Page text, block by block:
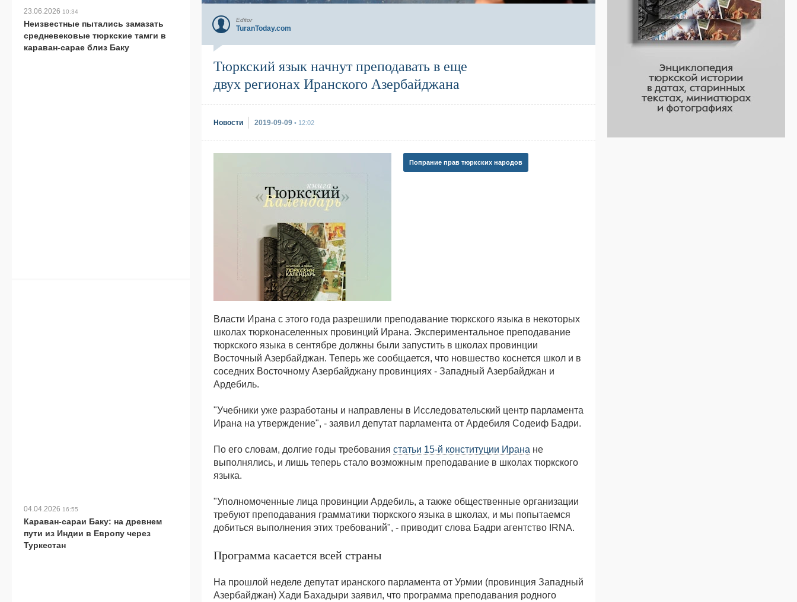
Editor
TuranToday.com
Тюркский язык начнут преподавать в еще
двух регионах Иранского Азербайджана
Новости 2019-09-09 • 12:02
Попрание прав тюркских народов
Власти Ирана с этого года разрешили преподавание тюркского языка в некоторых
школах тюрконаселенных провинций Ирана. Экспериментальное преподавание
тюркского языка в сентябре должны были запустить в школах провинции
Восточный Азербайджан. Теперь же сообщается, что новшество коснется школ и в
соседних Восточному Азербайджану провинциях - Западный Азербайджан и
Ардебиль.
"Учебники уже разработаны и направлены в Исследовательский центр парламента
Ирана на утверждение", - заявил депутат парламента от Ардебиля Содеиф Бадри.
По его словам, долгие годы требования статьи 15-й конституции Ирана не
выполнялись, и лишь теперь стало возможным преподавание в школах тюркского
языка.
"Уполномоченные лица провинции Ардебиль, а также общественные организации
требуют преподавания грамматики тюркского языка в школах, и мы попытаемся
добиться выполнения этих требований", - приводит слова Бадри агентство IRNA.
Программа касается всей страны
На прошлой неделе депутат иранского парламента от Урмии (провинция Западный
Азербайджан) Хади Бахадыри заявил, что программа преподавания родного
использоваться
наряду
в
средствах
преподавания
23.06.2026 10:34
Неизвестные пытались замазать
средневековые тюркские тамги в
караван-сарае близ Баку
04.04.2026 16:55
Караван-сараи Баку: на древнем
пути из Индии в Европу через
Туркестан